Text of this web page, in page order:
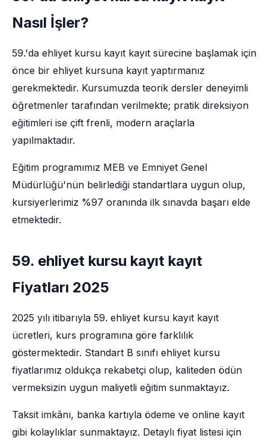
Nasıl İşler?
59.'da ehliyet kursu kayıt kayıt sürecine başlamak için
önce bir ehliyet kursuna kayıt yaptırmanız
gerekmektedir. Kursumuzda teorik dersler deneyimli
öğretmenler tarafından verilmekte; pratik direksiyon
eğitimleri ise çift frenli, modern araçlarla
yapılmaktadır.
Eğitim programımız MEB ve Emniyet Genel
Müdürlüğü'nün belirlediği standartlara uygun olup,
kursiyerlerimiz %97 oranında ilk sınavda başarı elde
etmektedir.
59. ehliyet kursu kayıt kayıt
Fiyatları 2025
2025 yılı itibarıyla 59. ehliyet kursu kayıt kayıt
ücretleri, kurs programına göre farklılık
göstermektedir. Standart B sınıfı ehliyet kursu
fiyatlarımız oldukça rekabetçi olup, kaliteden ödün
vermeksizin uygun maliyetli eğitim sunmaktayız.
Taksit imkânı, banka kartıyla ödeme ve online kayıt
gibi kolaylıklar sunmaktayız. Detaylı fiyat listesi için